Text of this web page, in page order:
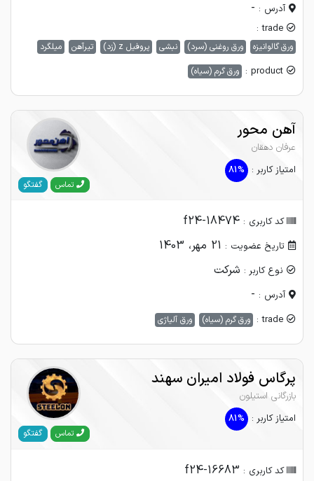
آدرس :
trade :
ورق گالوانیزه ورق روغنی (سرد) نبشی پروفیل z (زد) تیرآهن میلگرد
product : ورق گرم (سیاه)
آهن محور
عرفان دهقان
امتیاز کاربر :
81%
تماس گفتگو
کد کاربری : f24-18474
تاریخ عضویت : 21 مهر، 1403
نوع کاربر : شرکت
آدرس :
trade : ورق گرم (سیاه) ورق آلیاژی
پرگاس فولاد امیران سهند
بازرگانی استیلون
امتیاز کاربر : 81%
تماس گفتگو
کد کاربری : f24-16683